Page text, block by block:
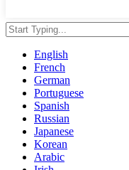
English
French
German
Portuguese
Spanish
Russian
Japanese
Korean
Arabic